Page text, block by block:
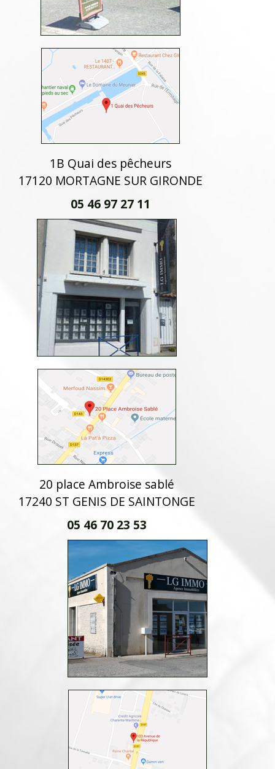
1B Quai des pêcheurs
17120 MORTAGNE SUR GIRONDE
05 46 97 27 11
20 place Ambroise sablé
17240 ST GENIS DE SAINTONGE
05 46 70 23 53